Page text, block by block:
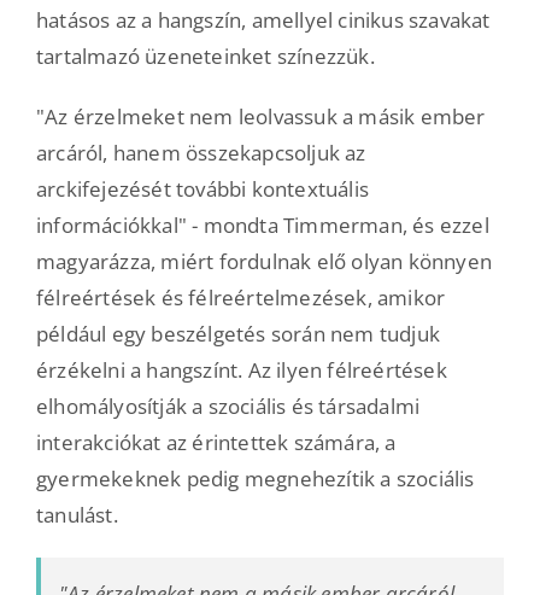
hatásos az a hangszín, amellyel cinikus szavakat
tartalmazó üzeneteinket színezzük.
"Az érzelmeket nem leolvassuk a másik ember
arcáról, hanem összekapcsoljuk az
arckifejezését további kontextuális
információkkal" - mondta Timmerman, és ezzel
magyarázza, miért fordulnak elő olyan könnyen
félreértések és félreértelmezések, amikor
például egy beszélgetés során nem tudjuk
érzékelni a hangszínt. Az ilyen félreértések
elhomályosítják a szociális és társadalmi
interakciókat az érintettek számára, a
gyermekeknek pedig megnehezítik a szociális
tanulást.